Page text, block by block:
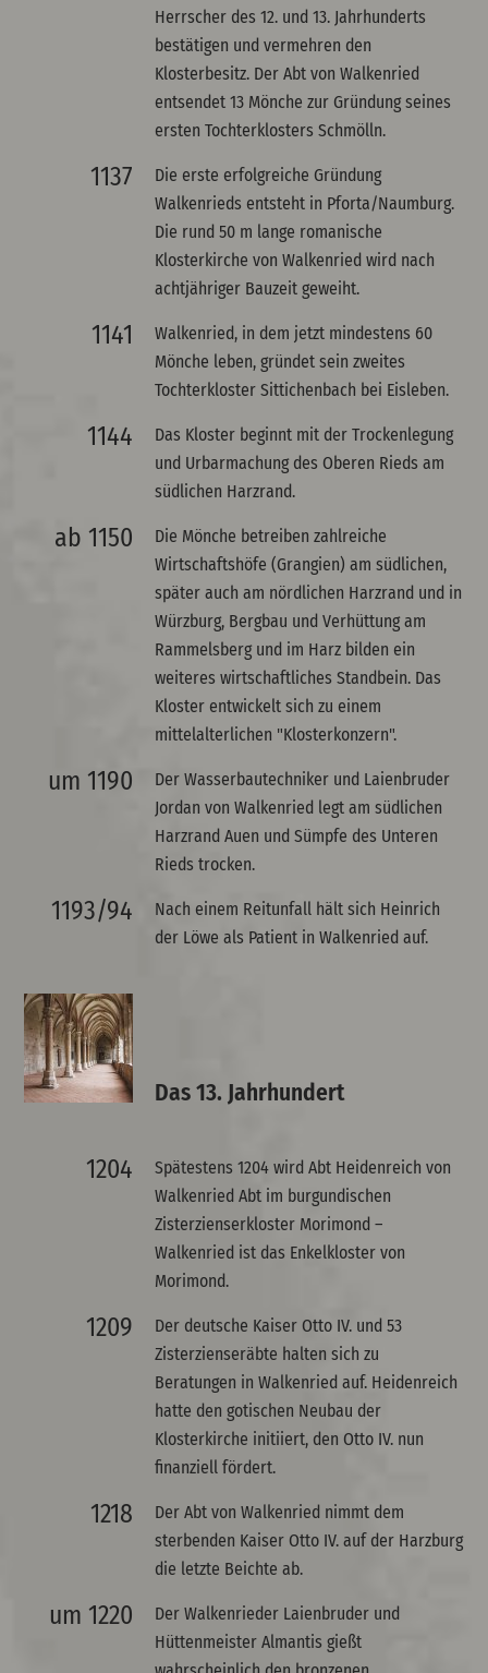
Herrscher des 12. und 13. Jahrhunderts
bestätigen und vermehren den
Klosterbesitz. Der Abt von Walkenried
entsendet 13 Mönche zur Gründung seines
ersten Tochterklosters Schmölln.
1137
Die erste erfolgreiche Gründung
Walkenrieds entsteht in Pforta/Naumburg.
Die rund 50 m lange romanische
Klosterkirche von Walkenried wird nach
achtjähriger Bauzeit geweiht.
1141
Walkenried, in dem jetzt mindestens 60
Mönche leben, gründet sein zweites
Tochterkloster Sittichenbach bei Eisleben.
1144
Das Kloster beginnt mit der Trockenlegung
und Urbarmachung des Oberen Rieds am
südlichen Harzrand.
ab 1150
Die Mönche betreiben zahlreiche
Wirtschaftshöfe (Grangien) am südlichen,
später auch am nördlichen Harzrand und in
Würzburg, Bergbau und Verhüttung am
Rammelsberg und im Harz bilden ein
weiteres wirtschaftliches Standbein. Das
Kloster entwickelt sich zu einem
mittelalterlichen "Klosterkonzern".
um 1190
Der Wasserbautechniker und Laienbruder
Jordan von Walkenried legt am südlichen
Harzrand Auen und Sümpfe des Unteren
Rieds trocken.
1193/94
Nach einem Reitunfall hält sich Heinrich
der Löwe als Patient in Walkenried auf.
Das 13. Jahrhundert
1204
Spätestens 1204 wird Abt Heidenreich von
Walkenried Abt im burgundischen
Zisterzienserkloster Morimond –
Walkenried ist das Enkelkloster von
Morimond.
1209
Der deutsche Kaiser Otto IV. und 53
Zisterzienseräbte halten sich zu
Beratungen in Walkenried auf. Heidenreich
hatte den gotischen Neubau der
Klosterkirche initiiert, den Otto IV. nun
finanziell fördert.
1218
Der Abt von Walkenried nimmt dem
sterbenden Kaiser Otto IV. auf der Harzburg
die letzte Beichte ab.
um 1220
Der Walkenrieder Laienbruder und
Hüttenmeister Almantis gießt